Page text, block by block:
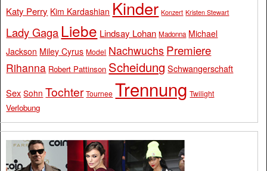
Katy Perry Kim Kardashian Kinder Konzert Kristen Stewart
Lady Gaga Liebe Lindsay Lohan Madonna Michael
Jackson Miley Cyrus Model Nachwuchs Premiere
Rihanna Robert Pattinson Scheidung Schwangerschaft
Sex Sohn Tochter Tournee Trennung Twilight
Verlobung